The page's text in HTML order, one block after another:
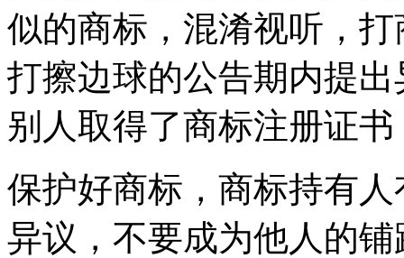
似的商标，混淆视听，
打擦边球的公告期内提
别人取得了商标注册证
保护好商标，商标持有
异议，不要成为他人的